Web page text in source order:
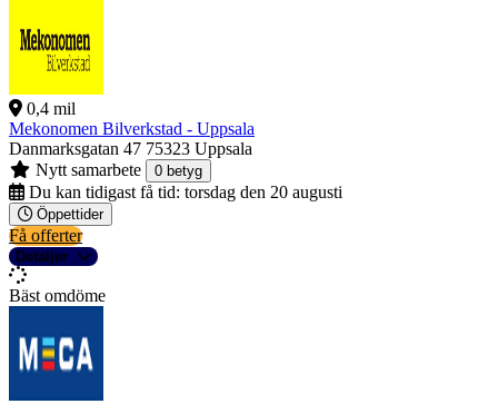
0,4 mil
Mekonomen Bilverkstad - Uppsala
Danmarksgatan 47 75323 Uppsala
Nytt samarbete
0 betyg
Du kan tidigast få tid: torsdag den 20 augusti
Öppettider
Få offerter
Detaljer
Bäst omdöme